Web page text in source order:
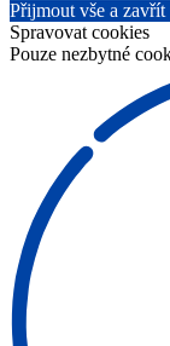
Přijmout vše a zavřít
Spravovat cookies
Pouze nezbytné